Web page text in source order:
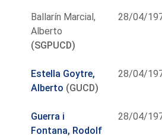
Ballarín Marcial,
Alberto
(SGPUCD)
28/04/
Estella Goytre,
Alberto (GUCD)
28/04/
Guerra i
Fontana, Rodolf
28/04/